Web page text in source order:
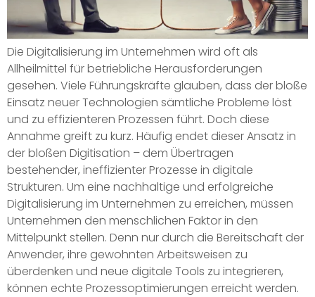
Die Digitalisierung im Unternehmen wird oft als
Allheilmittel für betriebliche Herausforderungen
gesehen. Viele Führungskräfte glauben, dass der bloße
Einsatz neuer Technologien sämtliche Probleme löst
und zu effizienteren Prozessen führt. Doch diese
Annahme greift zu kurz. Häufig endet dieser Ansatz in
der bloßen Digitisation – dem Übertragen
bestehender, ineffizienter Prozesse in digitale
Strukturen. Um eine nachhaltige und erfolgreiche
Digitalisierung im Unternehmen zu erreichen, müssen
Unternehmen den menschlichen Faktor in den
Mittelpunkt stellen. Denn nur durch die Bereitschaft der
Anwender, ihre gewohnten Arbeitsweisen zu
überdenken und neue digitale Tools zu integrieren,
können echte Prozessoptimierungen erreicht werden.